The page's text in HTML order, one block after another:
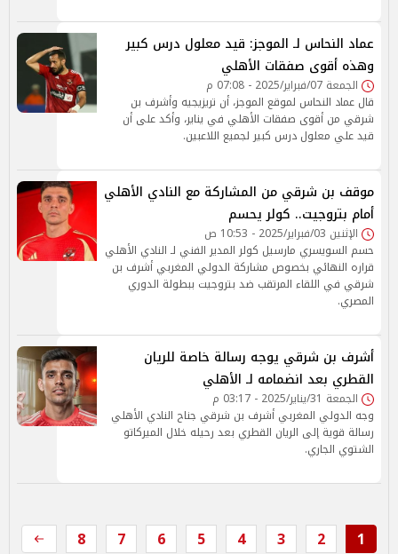
عماد النحاس لـ الموجز: قيد معلول درس كبير
وهذه أقوى صفقات الأهلي
الجمعة 07/فبراير/2025 - 07:08 م
قال عماد النحاس لموقع الموجز، أن تريزيجيه وأشرف بن
شرقي من أقوى صفقات الأهلي في يناير، وأكد على أن
قيد علي معلول درس كبير لجميع اللاعبين.
موقف بن شرقي من المشاركة مع النادي الأهلي
أمام بتروجيت.. كولر يحسم
الإثنين 03/فبراير/2025 - 10:53 ص
حسم السويسري مارسيل كولر المدير الفني لـ النادي الأهلي
قراره النهائي بخصوص مشاركة الدولي المغربي أشرف بن
شرقي في اللقاء المرتقب ضد بتروجيت ببطولة الدوري
المصري.
أشرف بن شرقي يوجه رسالة خاصة للريان
القطري بعد انضمامه لـ الأهلي
الجمعة 31/يناير/2025 - 03:17 م
وجه الدولي المغربي أشرف بن شرقي جناح النادي الأهلي
رسالة قوية إلى الريان القطري بعد رحيله خلال الميركاتو
الشتوي الجاري.
1
2
3
4
5
6
7
8